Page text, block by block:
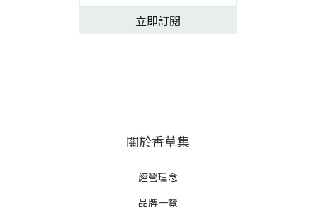
立即訂閱
關於香草集
經營理念
品牌一覽